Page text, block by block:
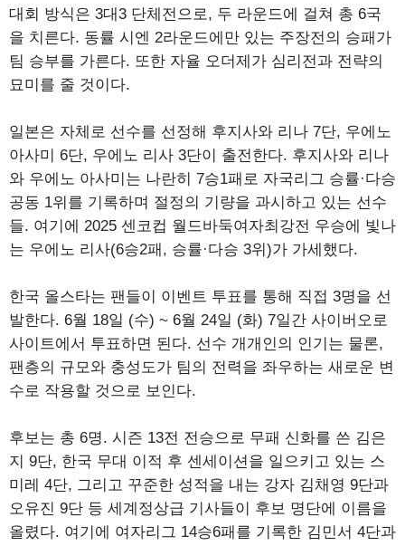
대회 방식은 3대3 단체전으로, 두 라운드에 걸쳐 총 6국
을 치른다. 동률 시엔 2라운드에만 있는 주장전의 승패가
팀 승부를 가른다. 또한 자율 오더제가 심리전과 전략의
묘미를 줄 것이다.
일본은 자체로 선수를 선정해 후지사와 리나 7단, 우에노
아사미 6단, 우에노 리사 3단이 출전한다. 후지사와 리나
와 우에노 아사미는 나란히 7승1패로 자국리그 승률·다승
공동 1위를 기록하며 절정의 기량을 과시하고 있는 선수
들. 여기에 2025 센코컵 월드바둑여자최강전 우승에 빛나
는 우에노 리사(6승2패, 승률·다승 3위)가 가세했다.
한국 올스타는 팬들이 이벤트 투표를 통해 직접 3명을 선
발한다. 6월 18일 (수) ~ 6월 24일 (화) 7일간 사이버오로
사이트에서 투표하면 된다. 선수 개개인의 인기는 물론,
팬층의 규모와 충성도가 팀의 전력을 좌우하는 새로운 변
수로 작용할 것으로 보인다.
후보는 총 6명. 시즌 13전 전승으로 무패 신화를 쓴 김은
지 9단, 한국 무대 이적 후 센세이션을 일으키고 있는 스
미레 4단, 그리고 꾸준한 성적을 내는 강자 김채영 9단과
오유진 9단 등 세계정상급 기사들이 후보 명단에 이름을
올렸다. 여기에 여자리그 14승6패를 기록한 김민서 4단과